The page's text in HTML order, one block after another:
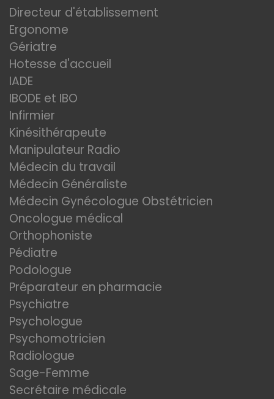
Directeur d'établissement
Ergonome
Gériatre
Hotesse d'accueil
IADE
IBODE et IBO
Infirmier
Kinésithérapeute
Manipulateur Radio
Médecin du travail
Médecin Généraliste
Médecin Gynécologue Obstétricien
Oncologue médical
Orthophoniste
Pédiatre
Podologue
Préparateur en pharmacie
Psychiatre
Psychologue
Psychomotricien
Radiologue
Sage-Femme
Secrétaire médicale